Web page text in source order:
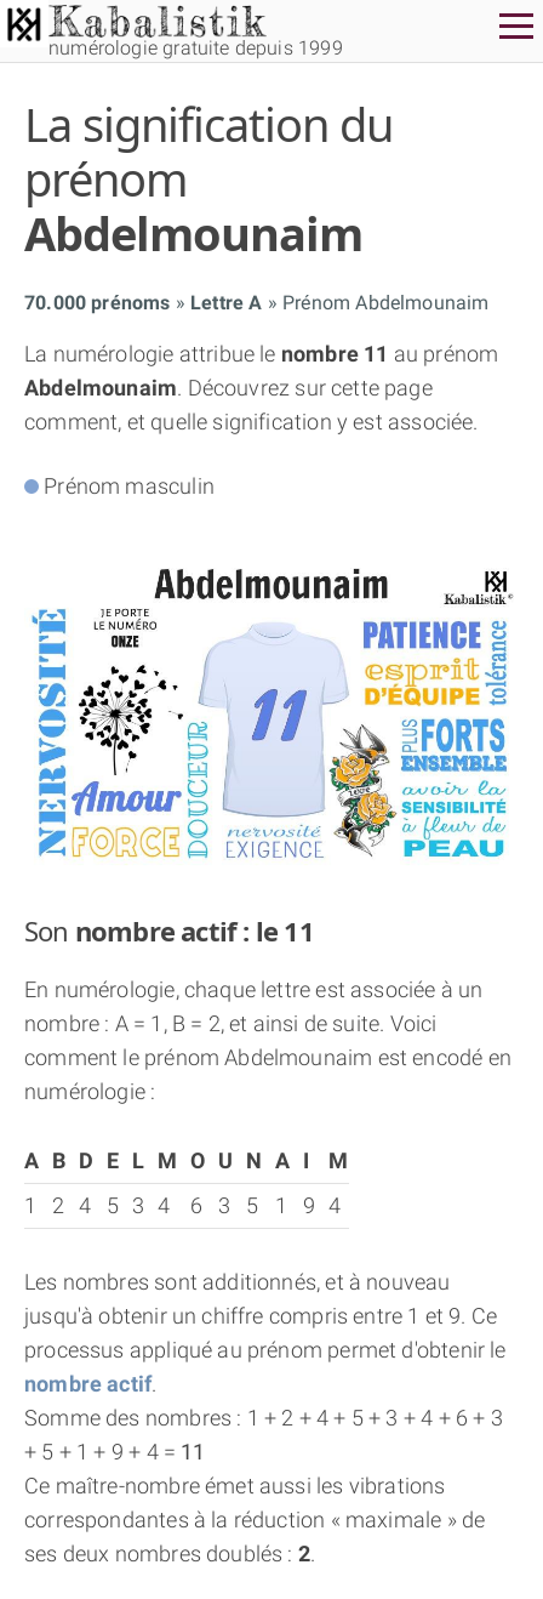
numérologie gratuite depuis 1999
La signification du
prénom
Abdelmounaim
70.000 prénoms Lettre A Prénom Abdelmounaim
La numérologie attribue le nombre 11 au prénom
Abdelmounaim. Découvrez sur cette page
comment, et quelle signification y est associée.
Prénom masculin
Son nombre actif : le 11
En numérologie, chaque lettre est associée à un
nombre : A = 1, B = 2, et ainsi de suite. Voici
comment le prénom Abdelmounaim est encodé en
numérologie :
A B D E L M O U N A I
M
1
2 4 5 3 4 6 3 5 1 9 4
Les nombres sont additionnés, et à nouveau
jusqu'à obtenir un chiffre compris entre 1 et 9. Ce
processus appliqué au prénom permet d'obtenir le
nombre actif.
Somme des nombres : 1 + 2 + 4 + 5 + 3 + 4 + 6 + 3
+ 5 + 1 + 9 + 4 = 11
Ce maître-nombre émet aussi les vibrations
correspondantes à la réduction « maximale » de
ses deux nombres doublés : 2.
THÈME NUMÉROLOGIQUE APPROFONDI
THÈME TEMPOREL
NUMÉROSCOPE
THÈME « DOUBLE JE »
APPRENDRE LA NUMÉROLOGIE
EXPLORER LA NUMÉROLOGIE
70.000 PRÉNOMS
(À PROPOS)